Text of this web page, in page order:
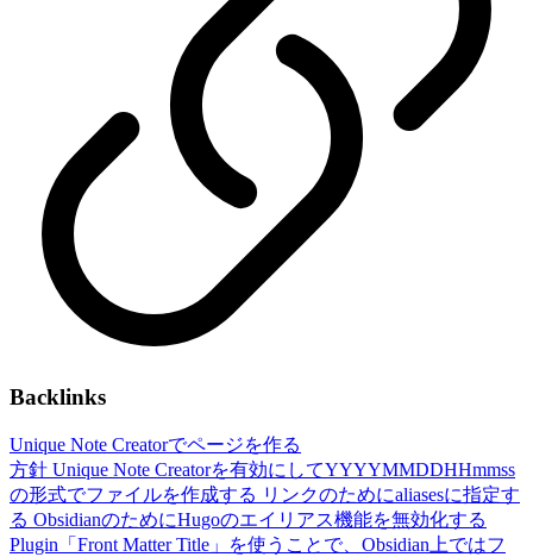
Backlinks
Unique Note Creatorでページを作る
方針 Unique Note Creatorを有効にしてYYYYMMDDHHmmss
の形式でファイルを作成する リンクのためにaliasesに指定す
る ObsidianのためにHugoのエイリアス機能を無効化する
Plugin「Front Matter Title」を使うことで、Obsidian上ではフ